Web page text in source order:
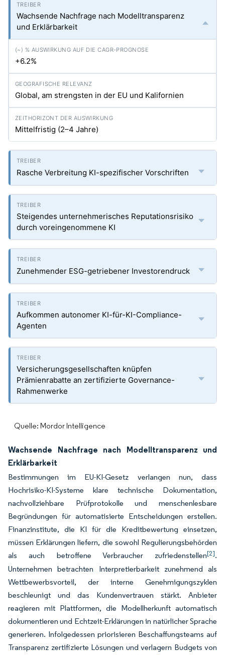
Wachsende Nachfrage nach Modelltransparenz
und Erklärbarkeit
+6.2%
Global, am strengsten in der EU und Kalifornien
Mittelfristig (2–4 Jahre)
Rasche Verbreitung KI-spezifischer Vorschriften
Steigendes unternehmerisches Reputationsrisiko
durch voreingenommene KI
Zunehmender ESG-getriebener Investorendruck
Aufkommen autonomer KI-für-KI-Compliance-
Agenten
Versicherungsgesellschaften knüpfen
Prämienrabatte an zertifizierte Governance-
Rahmenwerke
Quelle: Mordor Intelligence
Wachsende Nachfrage nach Modelltransparenz und
Erklärbarkeit
Bestimmungen im EU-KI-Gesetz verlangen nun, dass
Hochrisiko-KI-Systeme klare technische Dokumentation,
nachvollziehbare Prüfprotokolle und menschenlesbare
Begründungen für automatisierte Entscheidungen erstellen.
Finanzinstitute, die KI für die Kreditbewertung einsetzen,
müssen Erklärungen liefern, die sowohl Regulierungsbehörden
als auch betroffene Verbraucher zufriedenstellen[2].
Unternehmen betrachten Interpretierbarkeit zunehmend als
Wettbewerbsvorteil, der interne Genehmigungszyklen
beschleunigt und das Kundenvertrauen stärkt. Anbieter
reagieren mit Plattformen, die Modellherkunft automatisch
dokumentieren und Echtzeit-Erklärungen in natürlicher Sprache
generieren. Infolgedessen priorisieren Beschaffungsteams auf
Transparenz zertifizierte Lösungen und verlagern Budgets von